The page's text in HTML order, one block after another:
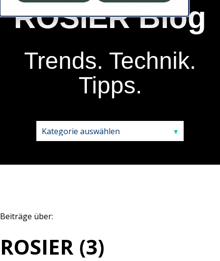
ROSIERBlog
Trends. Technik.
Tipps.
Beiträge über:
ROSIER (3)